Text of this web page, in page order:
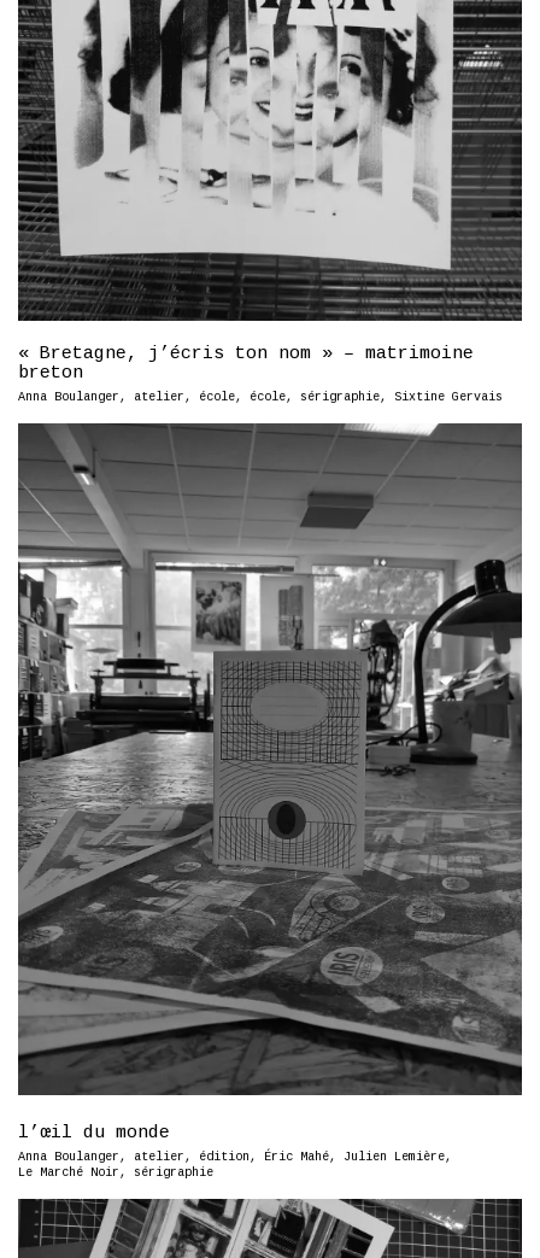
« Bretagne, j’écris ton nom » – matrimoine
breton
Anna Boulanger, atelier, école, école, sérigraphie, Sixtine Gervais
l’œil du monde
Anna Boulanger, atelier, édition, Éric Mahé, Julien Lemière,
Le Marché Noir, sérigraphie